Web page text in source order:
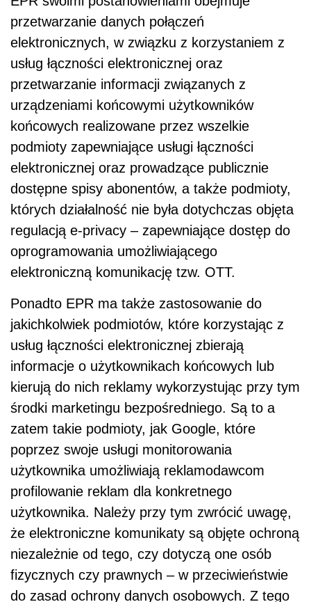
przetwarzanie danych połączeń
elektronicznych, w związku z korzystaniem z
usług łączności elektronicznej oraz
przetwarzanie informacji związanych z
urządzeniami końcowymi użytkowników
końcowych realizowane przez wszelkie
podmioty zapewniające usługi łączności
elektronicznej oraz prowadzące publicznie
dostępne spisy abonentów, a także podmioty,
których działalność nie była dotychczas objęta
regulacją e-privacy – zapewniające dostęp do
oprogramowania umożliwiającego
elektroniczną komunikację tzw. OTT.
Ponadto EPR ma także zastosowanie do
jakichkolwiek podmiotów, które korzystając z
usług łączności elektronicznej zbierają
informacje o użytkownikach końcowych lub
kierują do nich reklamy wykorzystując przy tym
środki marketingu bezpośredniego. Są to a
zatem takie podmioty, jak Google, które
poprzez swoje usługi monitorowania
użytkownika umożliwiają reklamodawcom
profilowanie reklam dla konkretnego
użytkownika. Należy przy tym zwrócić uwagę,
że elektroniczne komunikaty są objęte ochroną
niezależnie od tego, czy dotyczą one osób
fizycznych czy prawnych – w przeciwieństwie
do zasad ochrony danych osobowych. Z tego